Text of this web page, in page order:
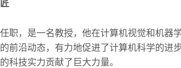
职，是一名教授，他在计算机视觉和机器
前沿动态，有力地促进了计算机科学的进
科技实力贡献了巨大力量。